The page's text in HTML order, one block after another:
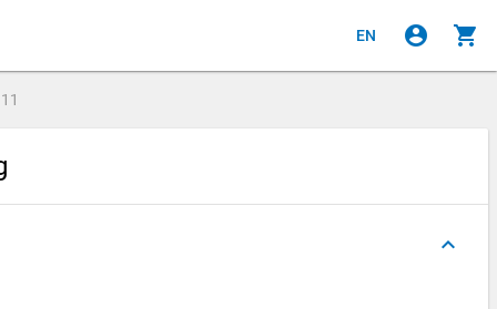
EN account_circle shopping_cart
11
keyboard_arrow_up